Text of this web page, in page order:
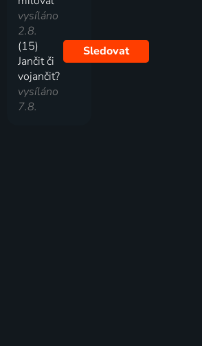
vysíláno
2.8.
(15)
Jančit či
vojančit?
vysíláno
7.8.
Sledovat